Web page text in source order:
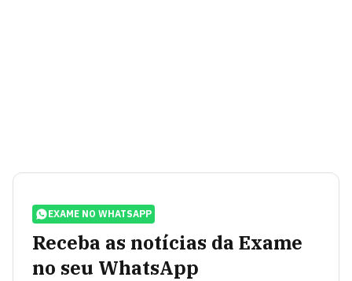
EXAME NO WHATSAPP
Receba as notícias da Exame
no seu WhatsApp